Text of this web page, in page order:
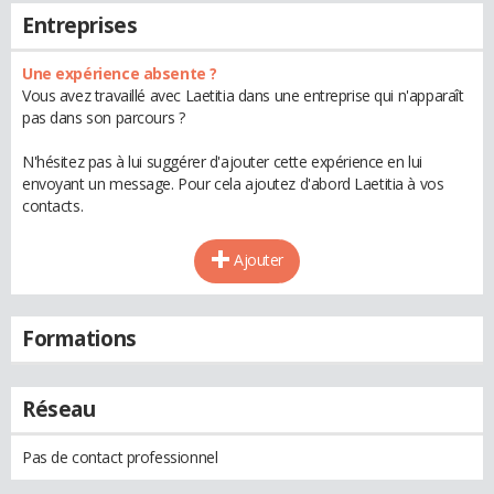
Entreprises
Une expérience absente ?
Vous avez travaillé avec Laetitia dans une entreprise qui n'apparaît
pas dans son parcours ?
N'hésitez pas à lui suggérer d'ajouter cette expérience en lui
envoyant un message. Pour cela ajoutez d'abord Laetitia à vos
contacts.
Ajouter
Formations
Réseau
Pas de contact professionnel